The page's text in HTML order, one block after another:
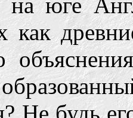
как
Не будь